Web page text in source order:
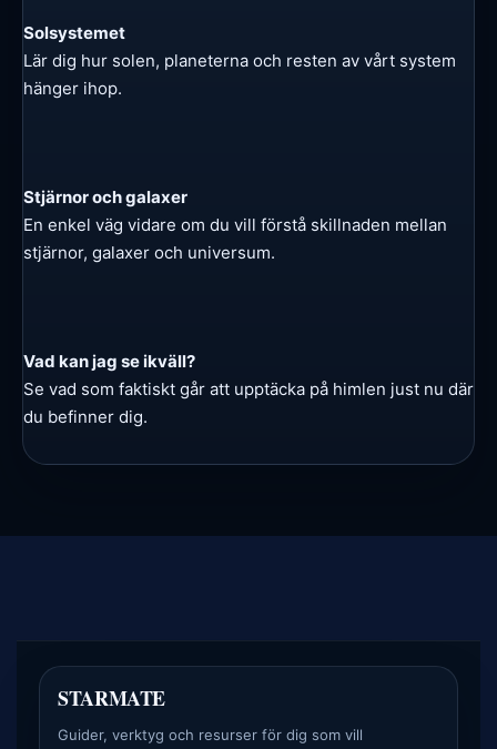
Solsystemet
Lär dig hur solen, planeterna och resten av vårt system
hänger ihop.
Stjärnor och galaxer
En enkel väg vidare om du vill förstå skillnaden mellan
stjärnor, galaxer och universum.
Vad kan jag se ikväll?
Se vad som faktiskt går att upptäcka på himlen just nu där
du befinner dig.
STARMATE
Guider, verktyg och resurser för dig som vill